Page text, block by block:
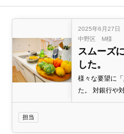
2025年6月27日
中野区 M様
スムーズ
した。
様々な要望に
た。 対銀行や
ただき、スム
当いただいた
担当